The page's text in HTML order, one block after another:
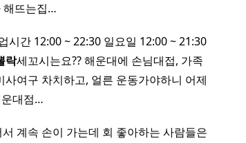
해뜨는집…
시간 12:00 ~ 22:30 일요일 12:00 ~ 21:30
락세꼬시는요?? 해운대에 손님대접, 가족
여구 차치하고, 얼른 운동가야하니 어제
대점…
계속 손이 가는데 회 좋아하는 사람들은